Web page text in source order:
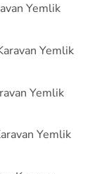
Yemlik
Yemlik
Yemlik
Yemlik